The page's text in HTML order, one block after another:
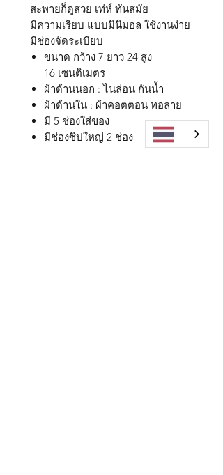
สะพายก็ดูสวย เท่ห์ ทันสมัย
มีความเรียบ แบบมินิมอล ใช้งานง่าย
มีช่องจัดระเบียบ
ขนาด กว้าง 7 ยาว 24 สูง
16 เซนติเมตร
ผ้าด้านนอก : ไนล่อน กันน้ำ
ผ้าด้านใน : ผ้าคอตตอน ทอลาย
มี 5 ช่องใส่ของ
มีช่องซิปใหญ่ 2 ช่อง